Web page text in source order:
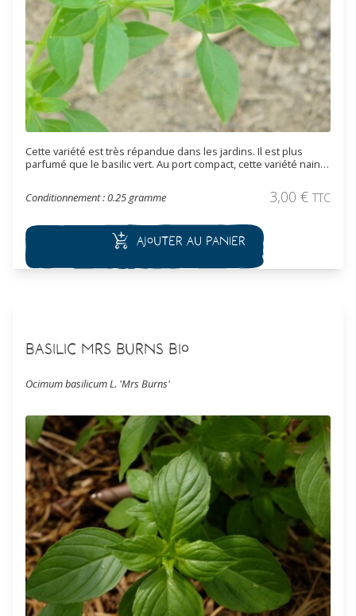
Cette variété est très répandue dans les jardins. Il est plus
parfumé que le basilic vert. Au port compact, cette variété naine
Conditionnement : 0.25 gramme
3,00 € TTC
Ajouter au panier
Basilic Mrs Burns Bio
Ocimum basilicum L. 'Mrs Burns'